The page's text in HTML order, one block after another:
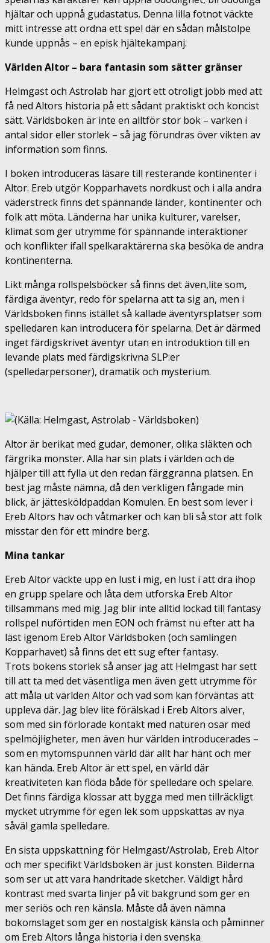
hjältar och uppnå gudastatus. Denna lilla fotnot väckte
mitt intresse att ordna ett spel där en sådan målstolpe
kunde uppnås – en episk hjältekampanj.
Världen Altor – bara fantasin som sätter gränser
Helmgast och Astrolab har gjort ett otroligt jobb med att
få ned Altors historia på ett sådant praktiskt och koncist
sätt. Världsboken är inte en alltför stor bok – varken i
antal sidor eller storlek – så jag förundras över vikten av
information som finns.
I boken introduceras läsare till resterande kontinenter i
Altor. Ereb utgör Kopparhavets nordkust och i alla andra
väderstreck finns det spännande länder, kontinenter och
folk att möta. Länderna har unika kulturer, varelser,
klimat som ger utrymme för spännande interaktioner
och konflikter ifall spelkaraktärerna ska besöka de andra
kontinenterna.
Likt många rollspelsböcker så finns det även,lite som,
färdiga äventyr, redo för spelarna att ta sig an, men i
Världsboken finns istället så kallade äventyrsplatser som
spelledaren kan introducera för spelarna. Det är därmed
inget färdigskrivet äventyr utan en introduktion till en
levande plats med färdigskrivna SLP:er
(spelledarpersoner), dramatik och mysterium.
Altor är berikat med gudar, demoner, olika släkten och
färgrika monster. Alla har sin plats i världen och de
hjälper till att fylla ut den redan färggranna platsen. En
best jag måste nämna, då den verkligen fångade min
blick, är jättesköldpaddan Komulen. En best som lever i
Ereb Altors hav och våtmarker och kan bli så stor att folk
misstar den för ett mindre berg.
Mina tankar
Ereb Altor väckte upp en lust i mig, en lust i att dra ihop
en grupp spelare och låta dem utforska Ereb Altor
tillsammans med mig. Jag blir inte alltid lockad till fantasy
rollspel nuförtiden men EON och främst nu efter att ha
läst igenom Ereb Altor Världsboken (och samlingen
Kopparhavet) så finns det ett sug efter fantasy.
Trots bokens storlek så anser jag att Helmgast har sett
till att ta med det väsentliga men även gett utrymme för
att måla ut världen Altor och vad som kan förväntas att
uppleva där. Jag blev lite förälskad i Ereb Altors alver,
som med sin förlorade kontakt med naturen osar med
spelmöjligheter, men även hur världen introducerades –
som en mytomspunnen värld där allt har hänt och mer
kan hända. Ereb Altor är ett spel, en värld där
kreativiteten kan flöda både för spelledare och spelare.
Det finns färdiga klossar att bygga med men tillräckligt
mycket utrymme för egen lek som uppskattas av nya
såväl gamla spelledare.
En sista uppskattning för Helmgast/Astrolab, Ereb Altor
och mer specifikt Världsboken är just konsten. Bilderna
som ser ut att vara handritade sketcher. Väldigt hård
kontrast med svarta linjer på vit bakgrund som ger en
mer seriös och ren känsla. Måste då även nämna
bokomslaget som ger en nostalgisk känsla och påminner
om Ereb Altors långa historia i den svenska